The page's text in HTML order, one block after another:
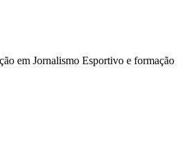
em Jornalismo Esportivo e formação